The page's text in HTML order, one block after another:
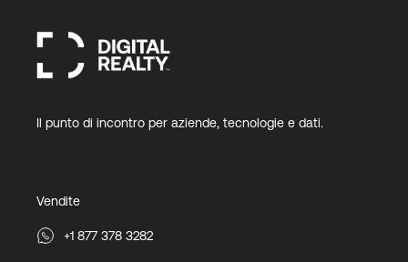
Il punto di incontro per aziende, tecnologie e dati.
Vendite
+1 877 378 3282